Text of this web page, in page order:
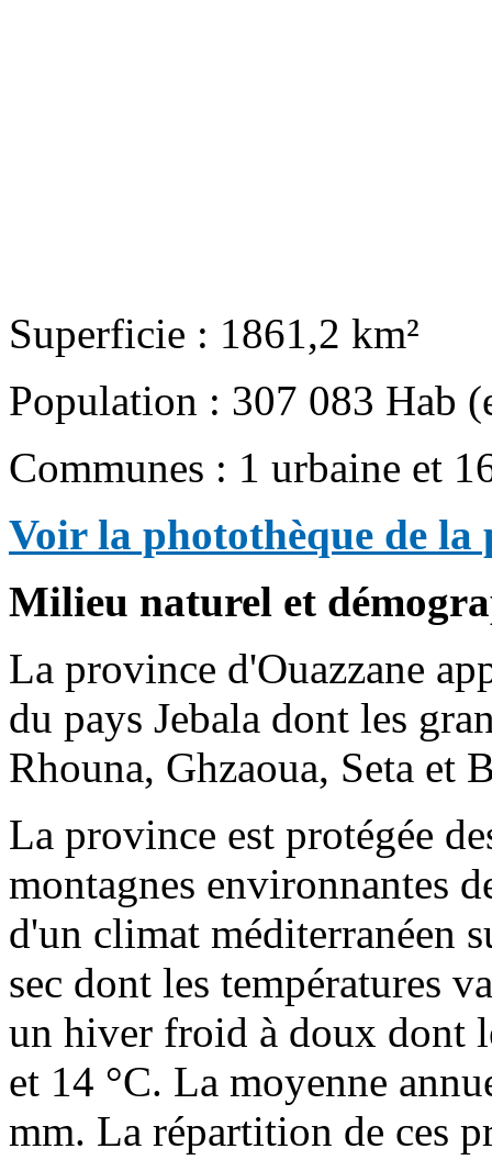
Superficie : 1861,2 km²
Population : 307 083 Hab
Communes : 1 urbaine et
Voir la photothèque de la
Milieu naturel et
La province d'Ouazzane
du pays Jebala dont les
Rhouna, Ghzaoua, Seta et
La province est protégée
montagnes environnantes
d'un climat méditerranéen
sec dont les températures
un hiver froid à doux dont
et 14 °C. La moyenne
mm. La répartition de ces